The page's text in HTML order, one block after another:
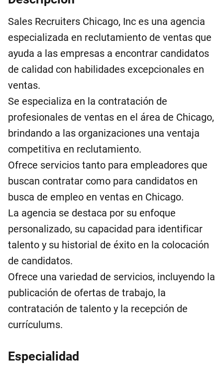
Sales Recruiters Chicago, Inc es una agencia
especializada en reclutamiento de ventas que
ayuda a las empresas a encontrar candidatos
de calidad con habilidades excepcionales en
ventas.
Se especializa en la contratación de
profesionales de ventas en el área de Chicago,
brindando a las organizaciones una ventaja
competitiva en reclutamiento.
Ofrece servicios tanto para empleadores que
buscan contratar como para candidatos en
busca de empleo en ventas en Chicago.
La agencia se destaca por su enfoque
personalizado, su capacidad para identificar
talento y su historial de éxito en la colocación
de candidatos.
Ofrece una variedad de servicios, incluyendo la
publicación de ofertas de trabajo, la
contratación de talento y la recepción de
currículums.
Especialidad